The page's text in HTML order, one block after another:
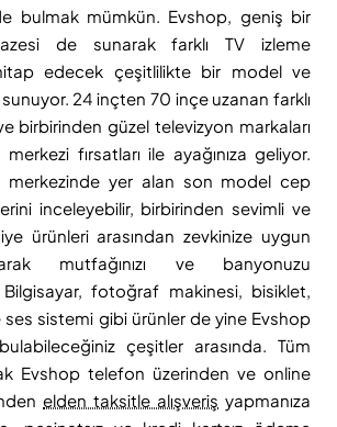
bulmak mümkün. Evshop, geniş bir
de sunarak farklı TV izleme
hitap edecek çeşitlilikte bir model ve
24 inçten 70 inçe uzanan farklı
birbirinden güzel televizyon markaları
fırsatları ile ayağınıza geliyor.
merkezinde yer alan son model cep
inceleyebilir, birbirinden sevimli ve
ürünleri arasından zevkinize uygun
mutfağınızı ve banyonuzu
Bilgisayar, fotoğraf makinesi, bisiklet,
sistemi gibi ürünler de yine Evshop
çeşitler arasında. Tüm
Evshop telefon üzerinden ve online
elden taksitle alışveriş yapmanıza